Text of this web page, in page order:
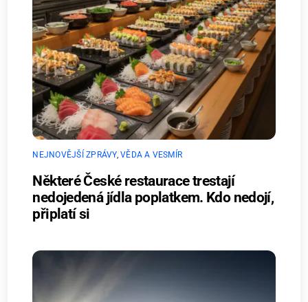
NEJNOVĚJŠÍ ZPRÁVY,VĚDA A VESMÍR
Některé České restaurace trestají
nedojedená jídla poplatkem. Kdo nedojí,
připlatí si